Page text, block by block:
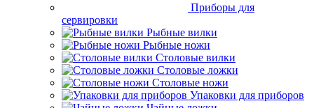
Приборы для
сервировки
Рыбные вилки
Рыбные ножи
Столовые вилки
Столовые ложки
Столовые ножи
Упаковки для приборов